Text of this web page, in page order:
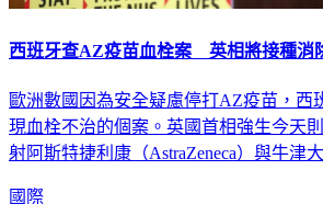
西班牙查AZ疫苗血栓案 英相將接種消
歐洲數國因為安全疑慮停打AZ疫苗，西
現血栓不治的個案。英國首相強生今天
射阿斯特捷利康（AstraZeneca）與牛津
國際